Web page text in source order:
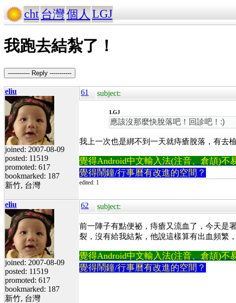
cht 台灣個人 LGJ
我跑去結紮了！
----------- Reply -----------
eliu
joined: 2007-08-09
posted: 11519
promoted: 617
bookmarked: 187
新竹, 台灣
61 subject:
LGJ
應該沒那麼快脫落吧！回診吧！:)
我上一次也是綁不到一天就痔瘡脫落，有去
覺得Android中文輸入法(注音、倉頡)不
覺得鬧鐘/行事曆有改進的空間？
edited: 1
eliu
joined: 2007-08-09
posted: 11519
promoted: 617
bookmarked: 187
新竹, 台灣
62 subject:
前一陣子有點便祕，痔瘡又流血了，今天是
裂，沒有給我結紮，他說這樣算有出血頻繁
覺得Android中文輸入法(注音、倉頡)不
覺得鬧鐘/行事曆有改進的空間？